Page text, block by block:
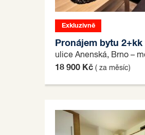
Exkluzivně
Pronájem bytu
ulice Anenská, Brno –
18 900 Kč ( za měsíc)